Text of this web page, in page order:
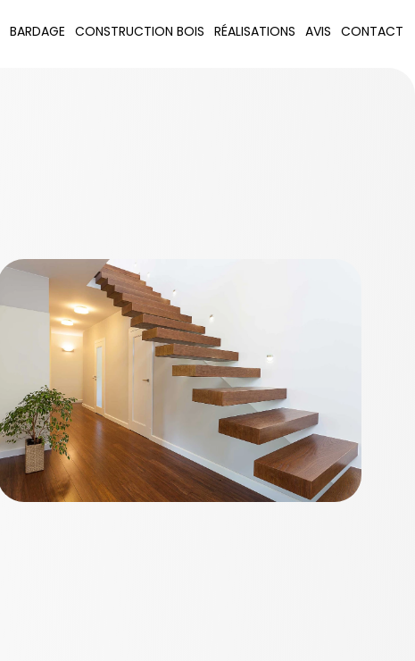
BARDAGE CONSTRUCTION BOIS RÉALISATIONS AVIS CONTACT